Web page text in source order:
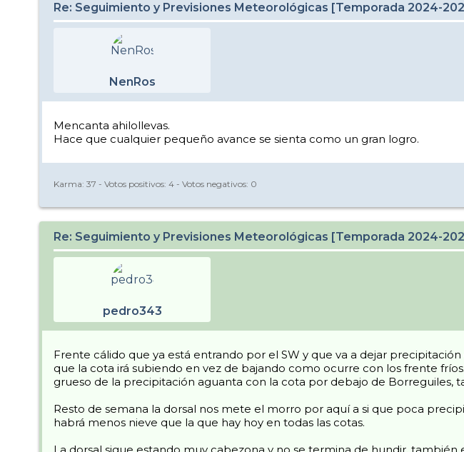
Re: Seguimiento y Previsiones Meteorológicas [Temporada 2024-
NenRos
Mencanta ahilollevas.
Hace que cualquier pequeño avance se sienta como un gran logro.
Karma: 37 - Votos positivos: 4 - Votos negativos: 0
Re: Seguimiento y Previsiones Meteorológicas [Temporada 2024-
pedro343
Frente cálido que ya está entrando por el SW y que va a dejar
que la cota irá subiendo en vez de bajando como ocurre con los frente
grueso de la precipitación aguanta con la cota por debajo de Borreguiles,
Resto de semana la dorsal nos mete el morro por aquí a si que poca
habrá menos nieve que la que hay hoy en todas las cotas.